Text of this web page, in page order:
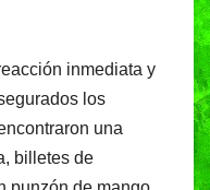
inmediata y
los
una
billetes de